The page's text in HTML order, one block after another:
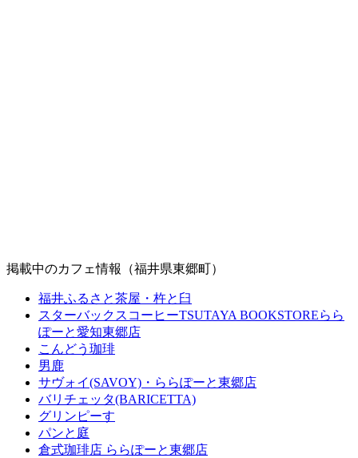
掲載中のカフェ情報（福井県東郷町）
福井ふるさと茶屋・杵と臼
スターバックスコーヒーTSUTAYA BOOKSTOREらら
ぽーと愛知東郷店
こんどう珈琲
男鹿
サヴォイ(SAVOY)・ららぽーと東郷店
バリチェッタ(BARICETTA)
グリンピーす
パンと庭
倉式珈琲店 ららぽーと東郷店